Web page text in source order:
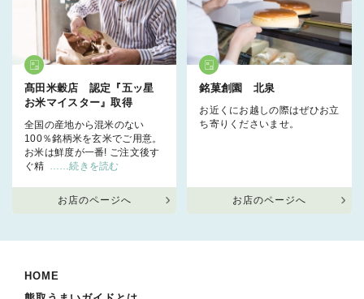
髙田米穀店 認定『五ッ星
お米マイスター』取得
全国の産地から混米のない
100％銘柄米を玄米でご用意。
お米は鮮度が一番! ご注文後す
ぐ精 ……続きを読む
お店のページへ
銘菓創園 北泉
お近くにお越しの際はぜひお立
ち寄りくださいませ。
お店のページへ
HOME